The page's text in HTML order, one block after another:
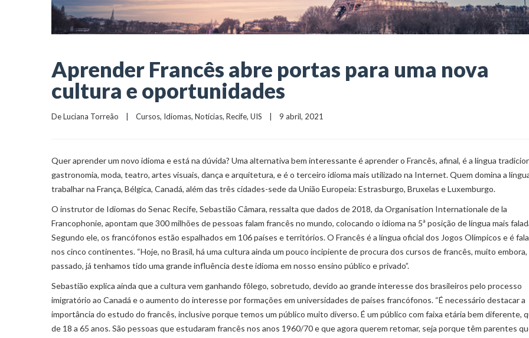
Aprender Francês abre portas para uma nova
cultura e oportunidades
De Luciana Torreão Cursos, Idiomas, Notícias, Recife, UIS
    |    9 abril, 2021
Quer aprender um novo idioma e está na dúvida? Uma alternativa bem interessante é aprender o Francês, afinal, é a língua
gastronomia, moda, teatro, artes visuais, dança e arquitetura, e é o terceiro idioma mais utilizado na Internet. Quem domina a
trabalhar na França, Bélgica, Canadá, além das três cidades-sede da União Europeia: Estrasburgo, Bruxelas e Luxemburgo.
O instrutor de Idiomas do Senac Recife, Sebastião Câmara, ressalta que dados de 2018, da Organisation Internationale de la
Francophonie, apontam que 300 milhões de pessoas falam francês no mundo, colocando o idioma na 5ª posição de língua mais
Segundo ele, os francófonos estão espalhados em 106 países e territórios. O Francês é a língua oficial dos Jogos Olímpicos e é
nos cinco continentes. “Hoje, no Brasil, há uma cultura ainda um pouco incipiente de procura dos cursos de francês, muito embora,
passado, já tenhamos tido uma grande influência deste idioma em nosso ensino público e privado”.
Sebastião explica ainda que a cultura vem ganhando fôlego, sobretudo, devido ao grande interesse dos brasileiros pelo processo
imigratório ao Canadá e o aumento do interesse por formações em universidades de países francófonos. “É necessário destacar a
importância do estudo do francês, inclusive porque temos um público muito diverso. É um público com faixa etária bem diferente,
de 18 a 65 anos. São pessoas que estudaram francês nos anos 1960/70 e que agora querem retomar, seja porque têm parentes